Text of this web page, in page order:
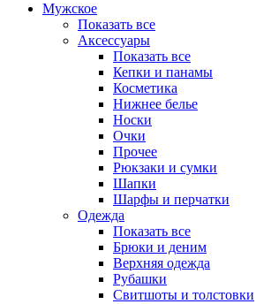
Мужское
Показать все
Аксессуары
Показать все
Кепки и панамы
Косметика
Нижнее белье
Носки
Очки
Прочее
Рюкзаки и сумки
Шапки
Шарфы и перчатки
Одежда
Показать все
Брюки и деним
Верхняя одежда
Рубашки
Свитшоты и толстовки